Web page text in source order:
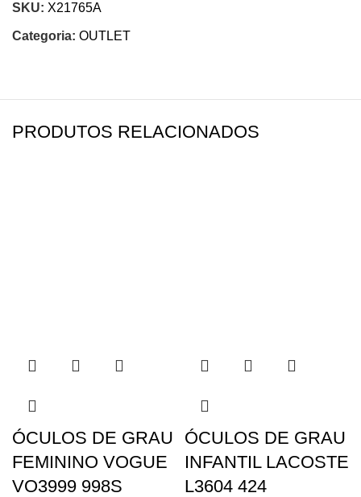
SKU: X21765A
Categoria: OUTLET
PRODUTOS RELACIONADOS
ÓCULOS DE GRAU
FEMININO VOGUE
VO3999 998S
ÓCULOS DE GRAU
INFANTIL LACOSTE
L3604 424